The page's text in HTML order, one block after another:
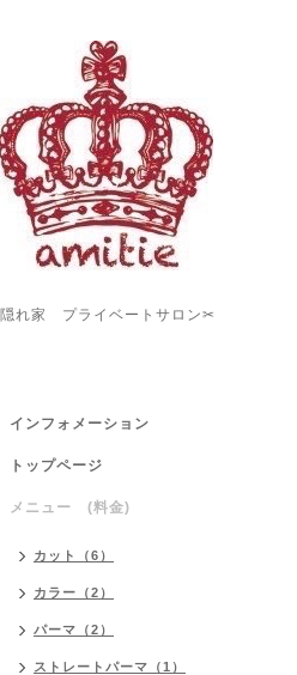
隠れ家 プライベートサロン✂︎
インフォメーション
トップページ
メニュー (料金)
カット（6）
カラー（2）
パーマ（2）
ストレートパーマ（1）